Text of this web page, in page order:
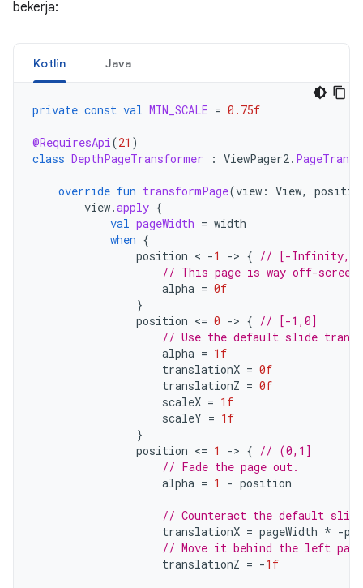
bekerja:
Kotlin Java
private const val MIN_SCALE = 0.75f
@RequiresApi(21 )
class DepthPageTransformer : ViewPager2.
override fun transformPage(view : View,
view.apply {
val pageWidth = width
when {
position < -1 -> { // [-Infinity,-
// This page is way off-
alpha = 0f
}
position <= 0 -> { // [-1,0]
// Use the default slide
alpha = 1f
translationX = 0f
translationZ = 0f
scaleX = 1f
scaleY = 1f
}
position <= 1 -> { // (0,1]
// Fade the page out.
alpha = 1 - position
// Counteract the default
translationX = pageWidth * -
// Move it behind the left
translationZ = -1f